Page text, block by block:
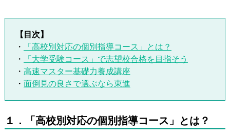
【目次】
・
「高校別対応の個別指導コース」とは？
・
「大学受験コース」で志望校合格を目指そう
・ 高速マスター基礎力養成講座
・ 面倒見の良さで選ぶなら東進
１ ．「高校別対応の個別指導コース」とは？